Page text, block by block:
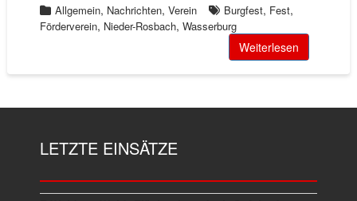
Allgemein, Nachrichten, Verein Burgfest, Fest,
Förderverein, Nieder-Rosbach, Wasserburg
Weiterlesen
LETZTE EINSÄTZE